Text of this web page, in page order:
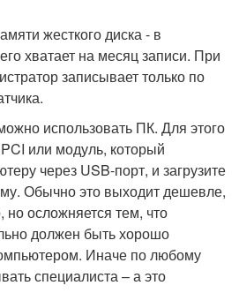
жесткого диска - в
хватает на месяц записи. При
записывает только по
использовать ПК. Для этого
или модуль, который
через USB-порт, и загрузите
Обычно это выходит дешевле,
но осложняется тем, что
должен быть хорошо
Иначе по любому
специалиста – а это